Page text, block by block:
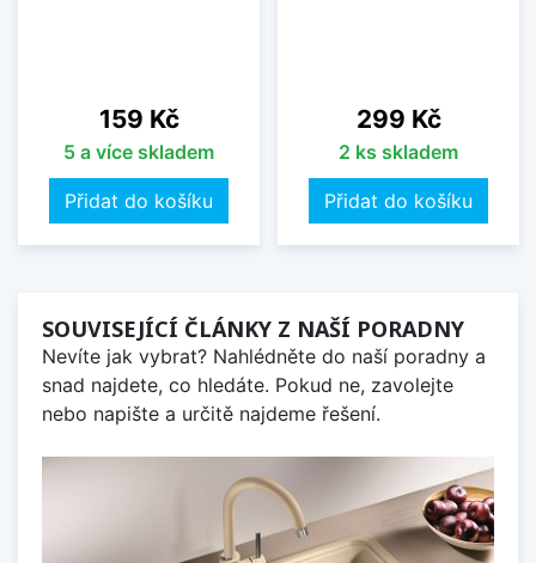
Cena
159 Kč
5 a více skladem
Přidat do košíku
Cena
299 Kč
2 ks skladem
Přidat do košíku
SOUVISEJÍCÍ ČLÁNKY Z NAŠÍ PORADNY
Nevíte jak vybrat? Nahlédněte do naší poradny a
snad najdete, co hledáte. Pokud ne, zavolejte
nebo napište a určitě najdeme řešení.